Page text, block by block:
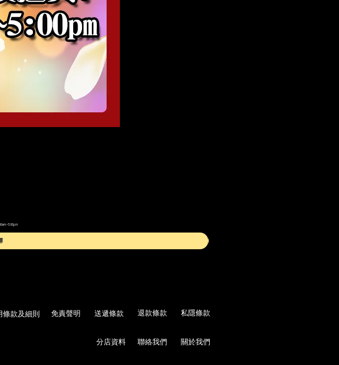
條款及細則 免責聲明 送遞條款 退款條款 私隱條款
分店資料 聯絡我們 關於我們